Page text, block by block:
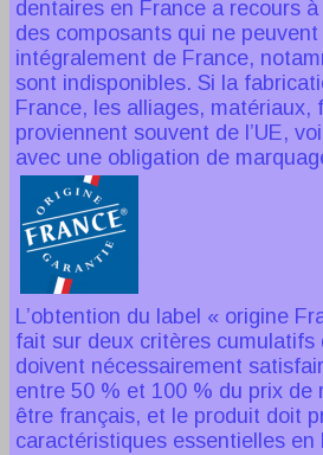
dentaires en France a recours
des composants qui ne
intégralement de France,
sont indisponibles. Si la
France, les alliages,
proviennent souvent de l’UE,
avec une obligation de
L’obtention du label « origine
fait sur deux critères cumulatifs
doivent nécessairement
entre 50 % et 100 % du prix de
être français, et le produit doit
caractéristiques essentielles en